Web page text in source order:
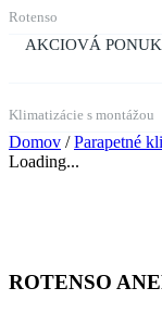
Rotenso
AKCIOVÁ
Klimatizácie s montážou
Domov /Parapetné
Loading...
ROTENSO